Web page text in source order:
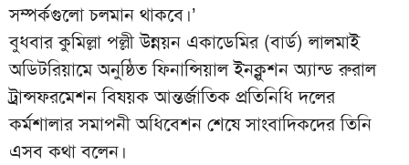
সম্পর্কগুলো চলমান থাকবে।’
বুধবার কুমিল্লা পল্লী উন্নয়ন একাডেমির (বার্ড) লালমাই
অডিটরিয়ামে অনুষ্ঠিত ফিনান্সিয়াল ইনক্লুশন অ্যান্ড রুরাল
ট্রান্সফরমেশন বিষয়ক আন্তর্জাতিক প্রতিনিধি দলের
কর্মশালার সমাপনী অধিবেশন শেষে সাংবাদিকদের তিনি
এসব কথা বলেন।